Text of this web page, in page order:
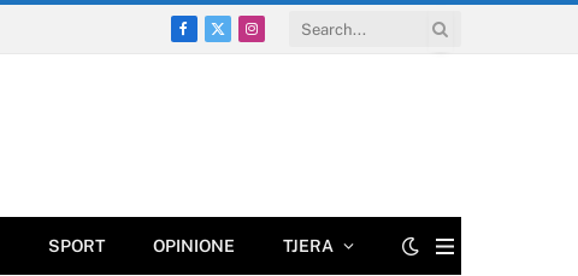
Facebook
X
Instagram
SPORT OPINIONE TJERA